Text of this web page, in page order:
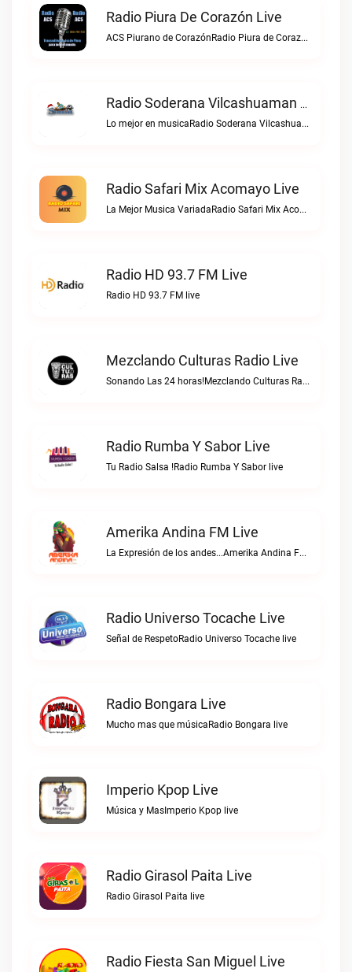
Radio Piura De Corazón Live
ACS Piurano de CorazónRadio Piura de Corazón live
Radio Soderana Vilcashuaman Live
Lo mejor en musicaRadio Soderana Vilcashuaman live
Radio Safari Mix Acomayo Live
La Mejor Musica VariadaRadio Safari Mix Acomayo live
Radio HD 93.7 FM Live
Radio HD 93.7 FM live
Mezclando Culturas Radio Live
Sonando Las 24 horas!Mezclando Culturas Radio live
Radio Rumba Y Sabor Live
Tu Radio Salsa !Radio Rumba Y Sabor live
Amerika Andina FM Live
La Expresión de los andes...Amerika Andina FM live
Radio Universo Tocache Live
Señal de RespetoRadio Universo Tocache live
Radio Bongara Live
Mucho mas que músicaRadio Bongara live
Imperio Kpop Live
Música y MasImperio Kpop live
Radio Girasol Paita Live
Radio Girasol Paita live
Radio Fiesta San Miguel Live